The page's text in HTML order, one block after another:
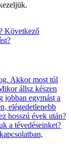
Következő
Akkor most túl
állsz készen
jobban egymást a
elégedetlenebb
hosszú évek után?
a tévedéseinket?